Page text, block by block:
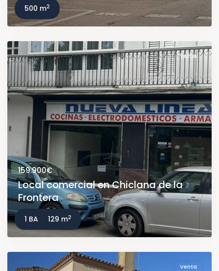
500 m2
Venta
159.900€
Local comercial en Chiclana de la
Frontera
1 BA 129 m2
Venta